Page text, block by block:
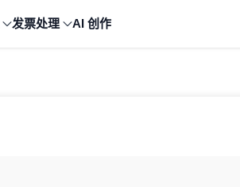
发票处理 AI 创作